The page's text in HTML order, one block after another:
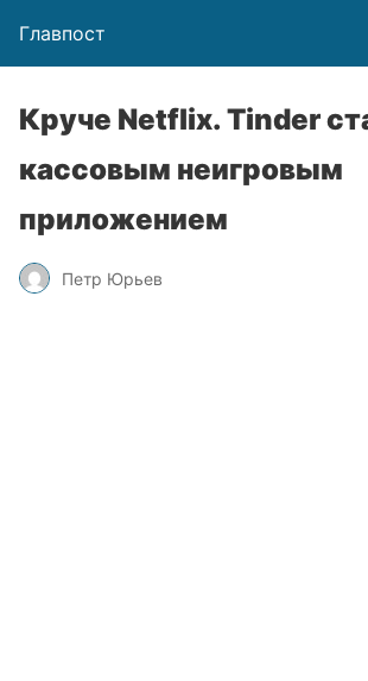
Главпост
Круче Netflix. Tinder
кассовым неигровым
приложением
Петр Юрьев